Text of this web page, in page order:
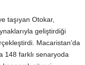
taşıyan Otokar,
geliştirdiği
Macaristan’da
148 farklı senaryoda